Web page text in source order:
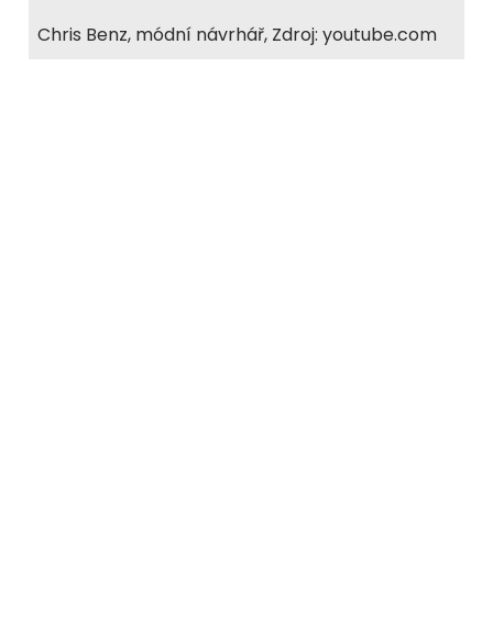
Chris Benz, módní návrhář, Zdroj: youtube.com